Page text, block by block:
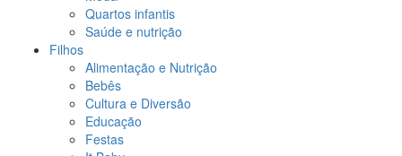
Quartos infantis
Saúde e nutrição
Filhos
Alimentação e Nutrição
Bebês
Cultura e Diversão
Educação
Festas